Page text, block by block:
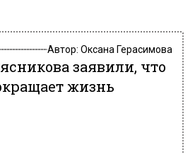
Автор: Оксана Герасимова
заявили, что
жизнь